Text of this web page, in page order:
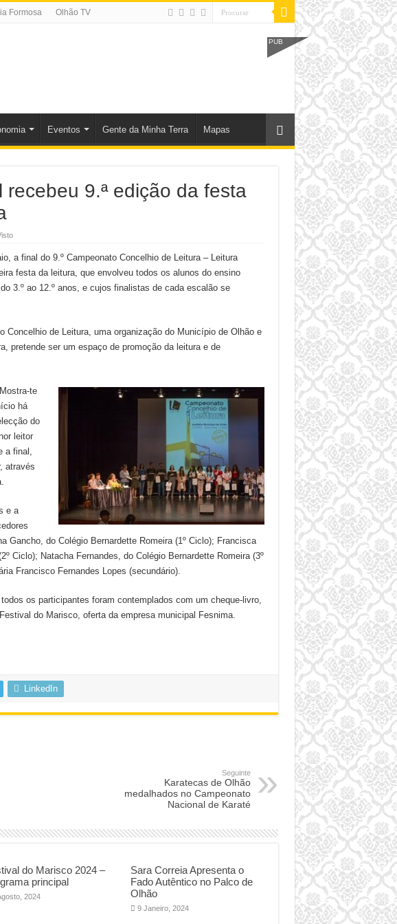
Formosa Olhão TV
PUB
Eventos Gente da Minha Terra Mapas
9.ª edição da festa
a final do 9.º Campeonato Concelhio de Leitura – Leitura
festa da leitura, que envolveu todos os alunos do ensino
3.º ao 12.º anos, e cujos finalistas de cada escalão se
Concelhio de Leitura, uma organização do Município de Olhão e
pretende ser um espaço de promoção da leitura e de
te
há
do
leitor
a final,
através
e a
Gancho, do Colégio Bernardette Romeira (1º Ciclo); Francisca
Ciclo); Natacha Fernandes, do Colégio Bernardette Romeira (3º
Francisco Fernandes Lopes (secundário).
os participantes foram contemplados com um cheque-livro,
do Marisco, oferta da empresa municipal Fesnima.
LinkedIn
Seguinte
Karatecas de Olhão
medalhados no Campeonato
Nacional de Karaté
do Marisco 2024 –
principal
2024
Sara Correia Apresenta o
Fado Autêntico no Palco de
Olhão
9 Janeiro, 2024